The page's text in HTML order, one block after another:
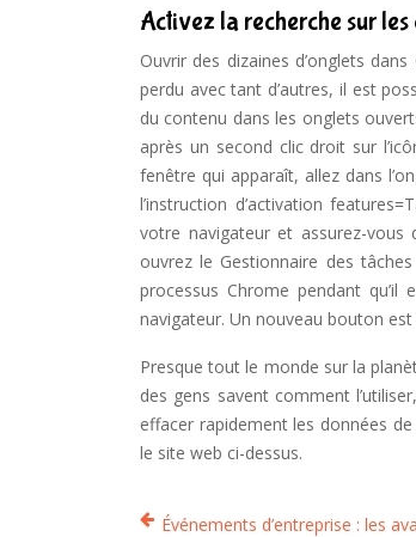
Activez la recherche sur les
Ouvrir des dizaines d’onglets
perdu avec tant d’autres, il est
du contenu dans les onglets
après un second clic droit sur
fenêtre qui apparaît, allez dans
l’instruction d’activation
votre navigateur et assurez-vous
ouvrez le Gestionnaire des
processus Chrome pendant
navigateur. Un nouveau bouton
Presque tout le monde sur la
des gens savent comment
effacer rapidement les données
le site web ci-dessus.
Événements d’entreprise : les